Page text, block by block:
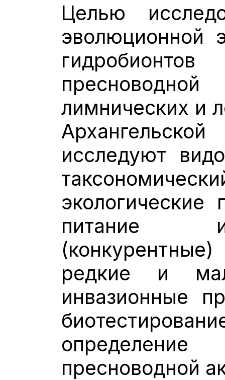
Целью
эволюционной
гидробионтов
лимнических и
исследуют
питание
редкие и
инвазионные
пресноводной